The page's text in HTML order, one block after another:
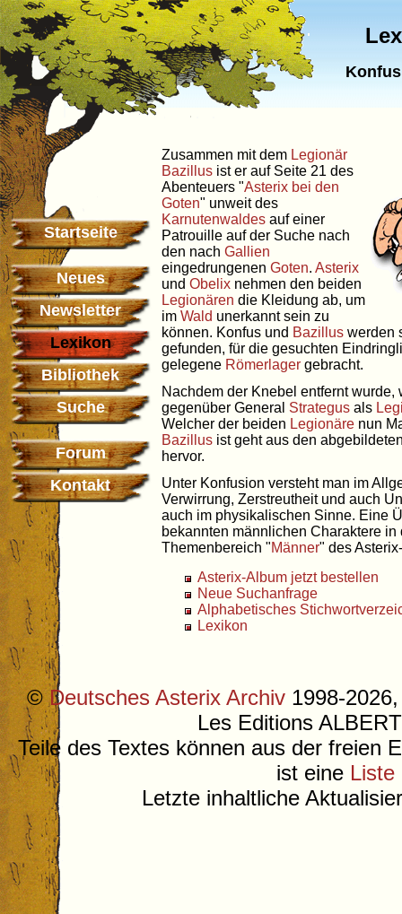
Startseite
Neues
Newsletter
Lexikon
Bibliothek
Suche
Forum
Kontakt
Zusammen mit dem Legionär
Bazillus ist er auf Seite 21 des
Abenteuers "Asterix bei den
Goten" unweit des
Karnutenwaldes auf einer
Patrouille auf der Suche nach
den nach Gallien
eingedrungenen Goten. Asterix
und Obelix nehmen den beiden
Legionären die Kleidung ab, um
im Wald unerkannt sein zu
können. Konfus und Bazillus werden
gefunden, für die gesuchten
gelegene Römerlager gebracht.
Nachdem der Knebel entfernt
gegenüber General Strategus als
Welcher der beiden Legionäre nun
Bazillus ist geht aus den
hervor.
Unter Konfusion versteht man im
Verwirrung, Zerstreutheit und auch
auch im physikalischen Sinne. Eine
bekannten männlichen Charaktere
Themenbereich "Männer" des
Asterix-Album jetzt bestellen
Neue Suchanfrage
Alphabetisches
Lexikon
©Deutsches Asterix Archiv 1998-
Les Editions
Teile des Textes können aus der freien
ist eine Liste
Letzte inhaltliche